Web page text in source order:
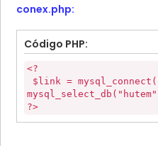
name=\"humedad\"
sr += h;
sr += "\" />";
sr += " <br/>";
sr += " <input
name=\"temperatura\"
sr += t;
sr += "\" />";
sr += " <br/>";
if(
window
}else{
totalTiempo
setTimeout (
}
conex.php:
Código PHP:
<?
$link =
?>